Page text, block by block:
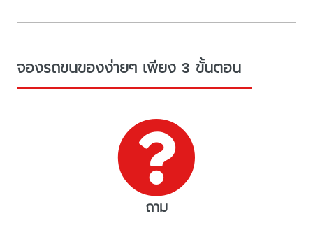
จองรถขนของง่ายๆ เพียง 3 ขั้นตอน
ถาม